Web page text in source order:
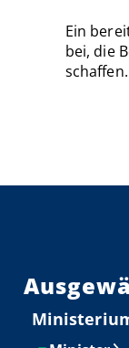
Ein
bei, die
schaffen.